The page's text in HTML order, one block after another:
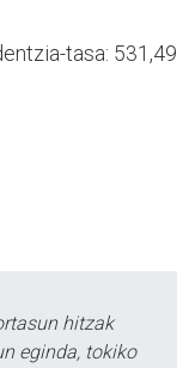
tasa: 531,49
hitzak
eginda, tokiko